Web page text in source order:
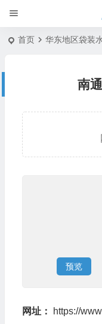
首页 华东地区袋装
南
预览
网址： https://